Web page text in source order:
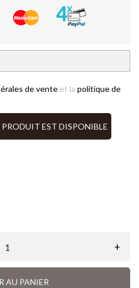
de vente et lapolitique de
EST DISPONIBLE
+
AU PANIER